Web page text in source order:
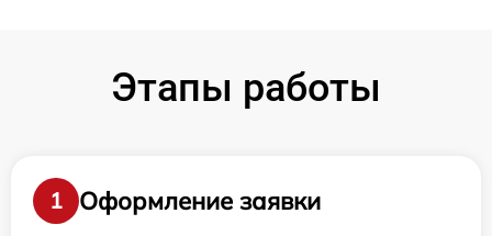
Этапы работы
1
Оформление заявки